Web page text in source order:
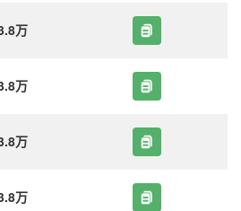
万
万
万
万